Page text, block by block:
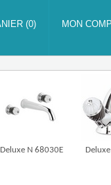
Deluxe N 68030E